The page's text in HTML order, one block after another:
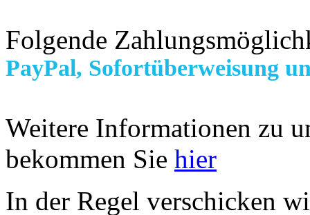
Folgende
PayPal, Sofortüberweisung
Weitere Informationen zu
bekommen Sie hier
In der Regel verschicken